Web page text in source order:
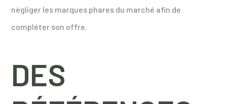
négliger les marques phares du marché afin de
compléter son offre.
DES